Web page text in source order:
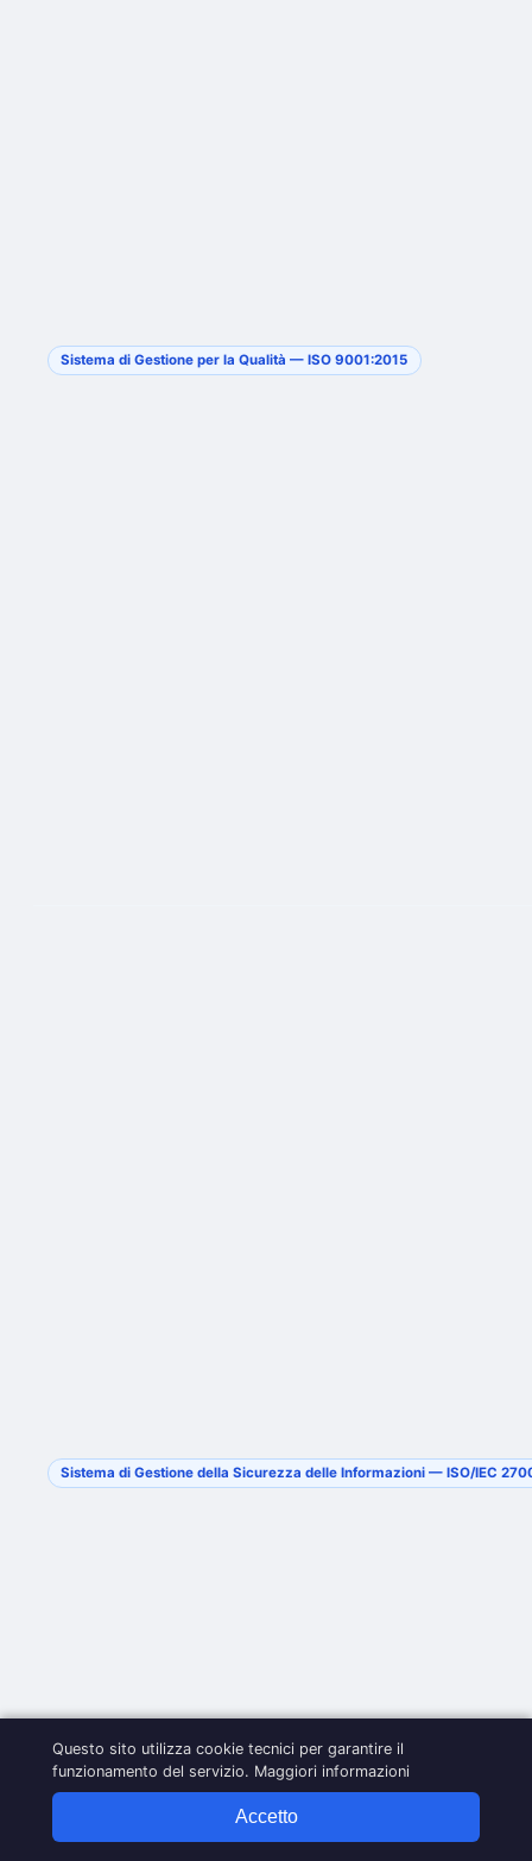
Sistema di Gestione per la Qualità — ISO 9001:2015
Sistema di Gestione della Sicurezza delle Informazioni — ISO/IEC
Questo sito utilizza cookie tecnici per garantire il
funzionamento del servizio. Maggiori informazioni
Accetto